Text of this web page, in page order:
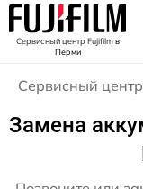
Сервисный центр Fujifilmв
Перми
Сервисный
Замена